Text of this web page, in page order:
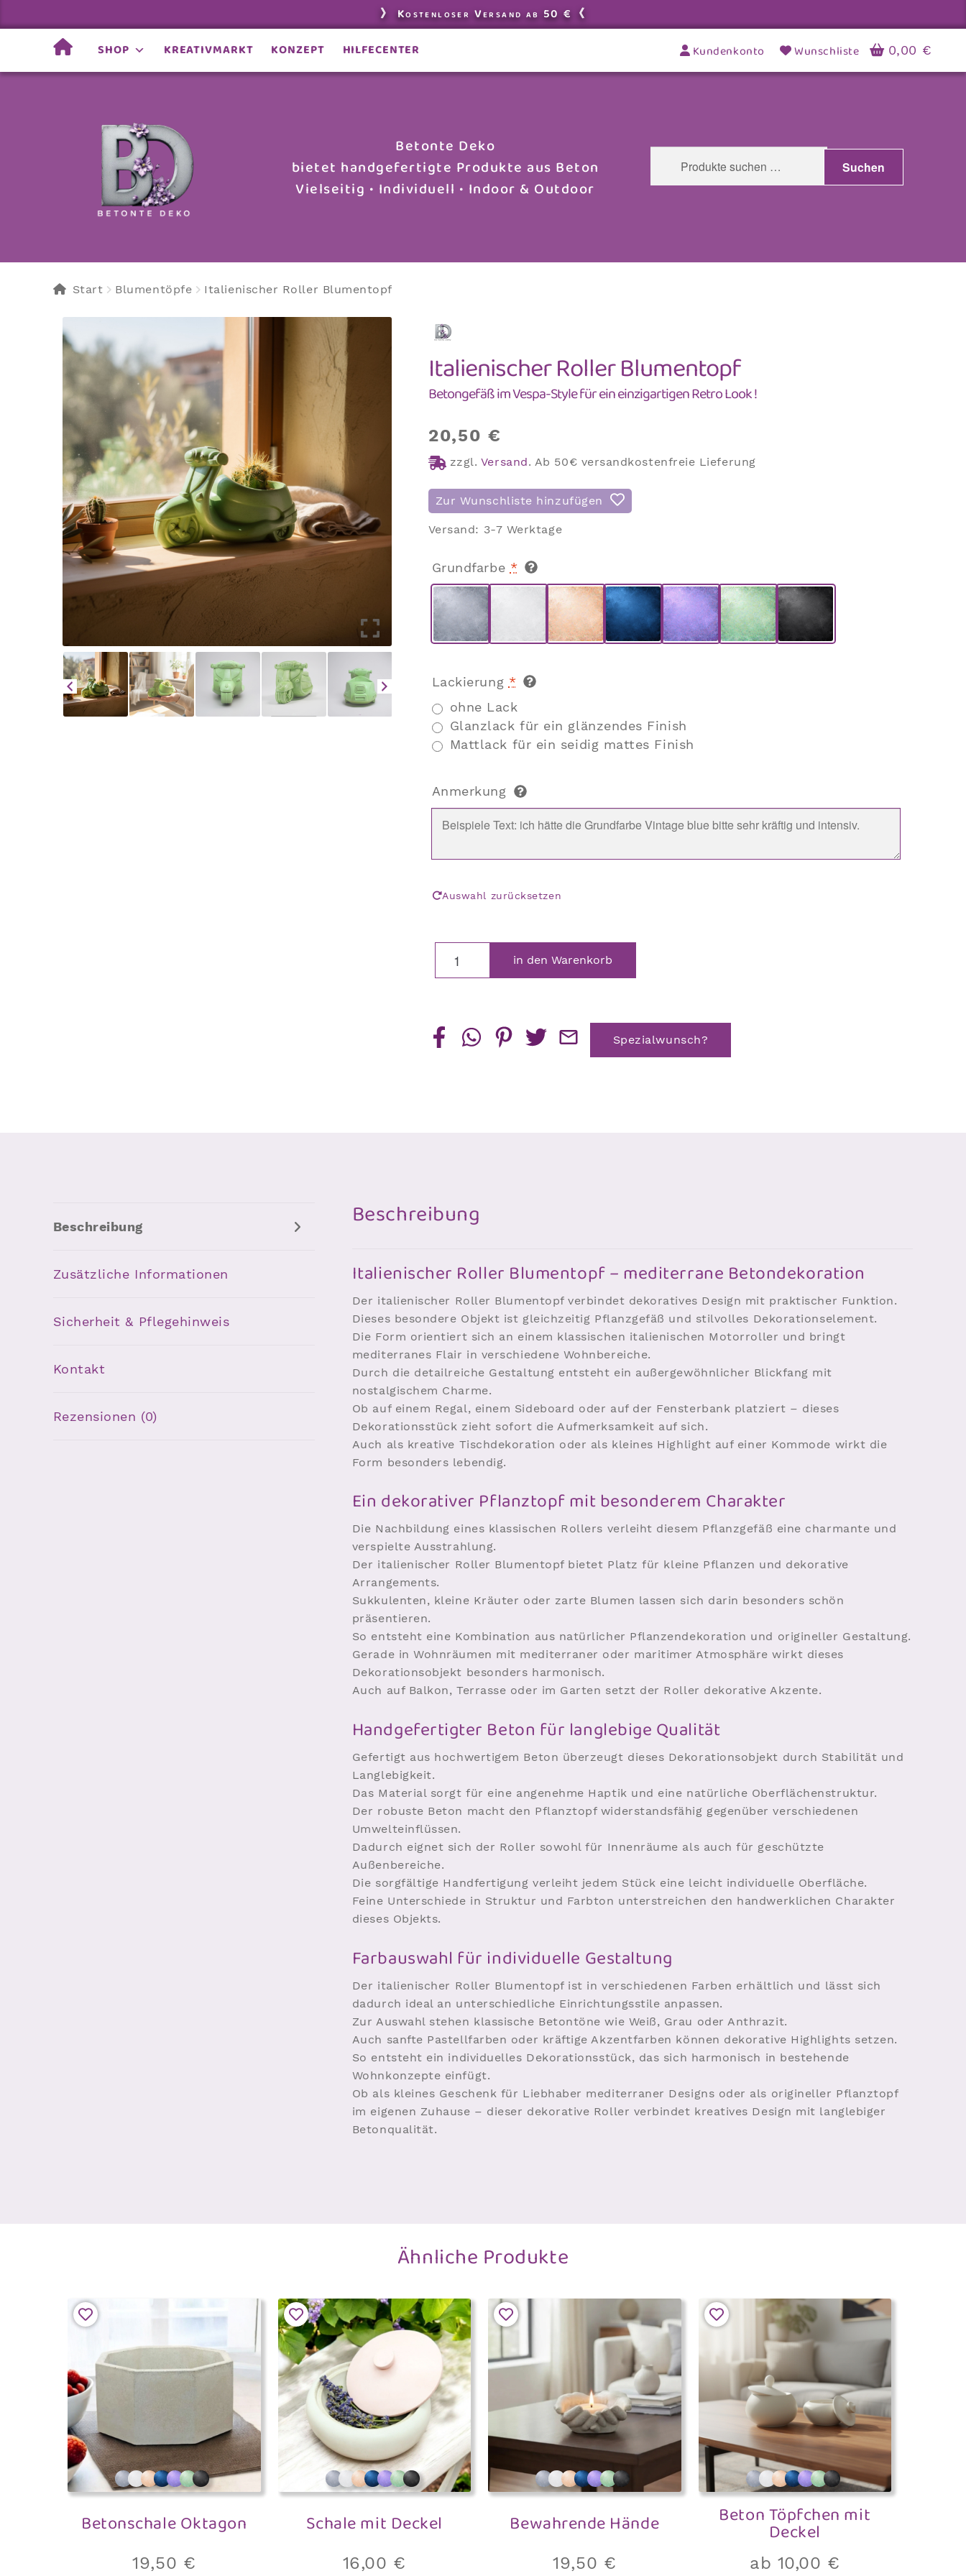
》 Kostenloser Versand ab 50 €《
SHOP
KREATIVMARKT KONZEPT HILFECENTER 0,00 €
Kundenkonto Wunschliste
springen
springen
Betonte Deko
bietet handgefertigte Produkte aus Beton
Vielseitig • Individuell • Indoor & Outdoor
Suchen Suchen
Start Blumentöpfe Italienischer Roller Blumentopf
Italienischer Roller Blumentopf
Betongefäß im Vespa-Style für ein einzigartigen Retro Look !
20,50 €
zzgl. Versand. Ab 50€ versandkostenfreie Lieferung
Zur Wunschliste hinzufügen
Versand: 3-7 Werktage
Grundfarbe *
Lackierung *
ohne Lack
Glanzlack für ein glänzendes Finish
Mattlack für ein seidig mattes Finish
Anmerkung
Auswahl zurücksetzen
in den Warenkorb
Spezialwunsch?
Beschreibung
Zusätzliche Informationen
Sicherheit & Pflegehinweis
Kontakt
Rezensionen (0)
Beschreibung
Italienischer Roller Blumentopf – mediterrane Betondekoration
Der italienischer Roller Blumentopf verbindet dekoratives Design mit praktischer Funktion.
Dieses besondere Objekt ist gleichzeitig Pflanzgefäß und stilvolles Dekorationselement.
Die Form orientiert sich an einem klassischen italienischen Motorroller und bringt
mediterranes Flair in verschiedene Wohnbereiche.
Durch die detailreiche Gestaltung entsteht ein außergewöhnlicher Blickfang mit
nostalgischem Charme.
Ob auf einem Regal, einem Sideboard oder auf der Fensterbank platziert – dieses
Dekorationsstück zieht sofort die Aufmerksamkeit auf sich.
Auch als kreative Tischdekoration oder als kleines Highlight auf einer Kommode wirkt die
Form besonders lebendig.
Ein dekorativer Pflanztopf mit besonderem Charakter
Die Nachbildung eines klassischen Rollers verleiht diesem Pflanzgefäß eine charmante und
verspielte Ausstrahlung.
Der italienischer Roller Blumentopf bietet Platz für kleine Pflanzen und dekorative
Arrangements.
Sukkulenten, kleine Kräuter oder zarte Blumen lassen sich darin besonders schön
präsentieren.
So entsteht eine Kombination aus natürlicher Pflanzendekoration und origineller Gestaltung.
Gerade in Wohnräumen mit mediterraner oder maritimer Atmosphäre wirkt dieses
Dekorationsobjekt besonders harmonisch.
Auch auf Balkon, Terrasse oder im Garten setzt der Roller dekorative Akzente.
Handgefertigter Beton für langlebige Qualität
Gefertigt aus hochwertigem Beton überzeugt dieses Dekorationsobjekt durch Stabilität und
Langlebigkeit.
Das Material sorgt für eine angenehme Haptik und eine natürliche Oberflächenstruktur.
Der robuste Beton macht den Pflanztopf widerstandsfähig gegenüber verschiedenen
Umwelteinflüssen.
Dadurch eignet sich der Roller sowohl für Innenräume als auch für geschützte
Außenbereiche.
Die sorgfältige Handfertigung verleiht jedem Stück eine leicht individuelle Oberfläche.
Feine Unterschiede in Struktur und Farbton unterstreichen den handwerklichen Charakter
dieses Objekts.
Farbauswahl für individuelle Gestaltung
Der italienischer Roller Blumentopf ist in verschiedenen Farben erhältlich und lässt sich
dadurch ideal an unterschiedliche Einrichtungsstile anpassen.
Zur Auswahl stehen klassische Betontöne wie Weiß, Grau oder Anthrazit.
Auch sanfte Pastellfarben oder kräftige Akzentfarben können dekorative Highlights setzen.
So entsteht ein individuelles Dekorationsstück, das sich harmonisch in bestehende
Wohnkonzepte einfügt.
Ob als kleines Geschenk für Liebhaber mediterraner Designs oder als origineller Pflanztopf
im eigenen Zuhause – dieser dekorative Roller verbindet kreatives Design mit langlebiger
Betonqualität.
Ähnliche Produkte
Betonschale Oktagon
19,50 €
Schale mit Deckel
16,00 €
Bewahrende Hände
19,50 €
Beton Töpfchen mit
Deckel
ab 10,00 €